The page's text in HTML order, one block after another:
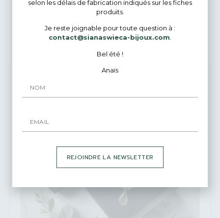
Bijoux Similaires
selon les délais de fabrication indiqués sur les fiches
produits.
Je reste joignable pour toute question à :
contact@sianaswieca-bijoux.com.
Bel été !
Anaïs
REJOINDRE LA NEWSLETTER